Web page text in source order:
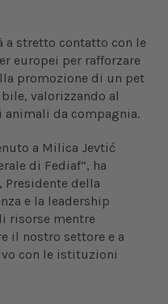
a stretto contatto con le
europei per rafforzare
promozione di un pet
valorizzando al
da compagnia.
a Milica Jevtić
di Fediaf”, ha
, Presidente della
e la leadership
risorse mentre
il nostro settore e a
con le istituzioni